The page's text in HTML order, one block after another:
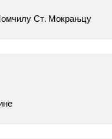
Ст. Мокрањцу